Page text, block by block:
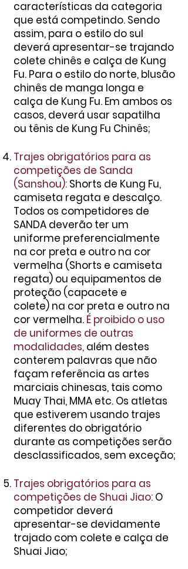
características da categoria
que está competindo. Sendo
assim, para o estilo do sul
deverá apresentar-se trajando
colete chinês e calça de Kung
Fu. Para o estilo do norte, blusão
chinês de manga longa e
calça de Kung Fu. Em ambos os
casos, deverá usar sapatilha
ou tênis de Kung Fu Chinês;
Trajes obrigatórios para as
competições de Sanda
(Sanshou): Shorts de Kung Fu,
camiseta regata e descalço.
Todos os competidores de
SANDA deverão ter um
uniforme preferencialmente
na cor preta e outro na cor
vermelha (Shorts e camiseta
regata) ou equipamentos de
proteção (capacete e
colete) na cor preta e outro na
cor vermelha. É proibido o uso
de uniformes de outras
modalidades, além destes
conterem palavras que não
façam referência as artes
marciais chinesas, tais como
Muay Thai, MMA etc. Os atletas
que estiverem usando trajes
diferentes do obrigatório
durante as competições serão
desclassificados, sem exceção;
Trajes obrigatórios para as
competições de Shuai Jiao: O
competidor deverá
apresentar-se devidamente
trajado com colete e calça de
Shuai Jiao;